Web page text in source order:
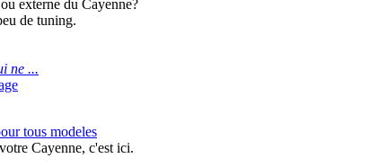
externe du Cayenne?
de tuning.
ne ...
tous modeles
Cayenne, c'est ici.